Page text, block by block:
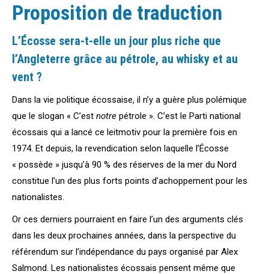
Proposition de traduction
L’Écosse sera-t-elle un jour plus riche que
l’Angleterre grâce au pétrole, au whisky et au
vent ?
Dans la vie politique écossaise, il n’y a guère plus polémique
que le slogan « C’est notre pétrole ». C’est le Parti national
écossais qui a lancé ce leitmotiv pour la première fois en
1974. Et depuis, la revendication selon laquelle l’Écosse
« possède » jusqu’à 90 % des réserves de la mer du Nord
constitue l’un des plus forts points d’achoppement pour les
nationalistes.
Or ces derniers pourraient en faire l’un des arguments clés
dans les deux prochaines années, dans la perspective du
référendum sur l’indépendance du pays organisé par Alex
Salmond. Les nationalistes écossais pensent même que